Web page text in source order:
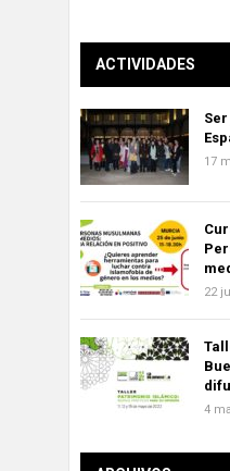
ACTIVIDADES
17
22
4